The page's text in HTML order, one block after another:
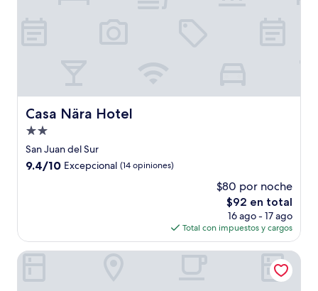
Casa Nära Hotel
Casa Nära Hotel
Propiedad
de
2.0
San Juan del Sur
9.4
9.4/10 Excepcional (14 opiniones)
$80 por noche
El
precio
actual
es
de
$92 en total
16 ago - 17 ago
Total con impuestos y cargos
Wanderust Suites